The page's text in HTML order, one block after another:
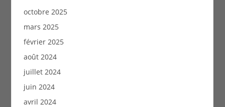
octobre 2025
mars 2025
février 2025
août 2024
juillet 2024
juin 2024
avril 2024